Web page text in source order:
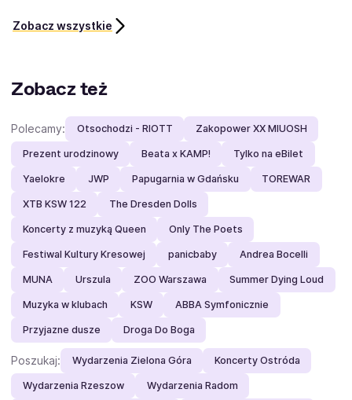
Zobacz wszystkie
Zobacz też
Polecamy: Otsochodzi - RIOTT Zakopower XX MIUOSH
Prezent urodzinowy Beata x KAMP! Tylko na eBilet
Yaelokre JWP Papugarnia w Gdańsku TOREWAR
XTB KSW 122 The Dresden Dolls
Koncerty z muzyką Queen Only The Poets
Festiwal Kultury Kresowej panicbaby Andrea Bocelli
MUNA Urszula ZOO Warszawa Summer Dying Loud
Muzyka w klubach KSW ABBA Symfonicznie
Przyjazne dusze Droga Do Boga
Poszukaj: Wydarzenia Zielona Góra Koncerty Ostróda
Wydarzenia Rzeszow Wydarzenia Radom